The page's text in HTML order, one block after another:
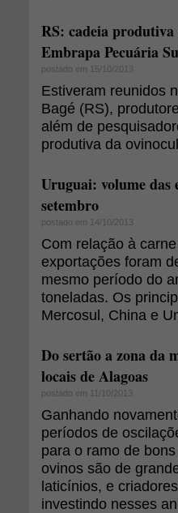
RS: cadeia
Embrapa Pecuária
postado em 15/10/2013
Estiveram reunidos
Bagé (RS),
além de
produtiva da
Uruguai: volume das
setembro
postado em 14/10/2013
Com relação à
exportações foram
mesmo período do
toneladas. Os
Mercosul, China e
Do sertão a zona da
locais de Alagoas
postado em 11/10/2013
Ganhando
períodos de
para o ramo de
ovinos são de
laticínios, e
investindo nesses